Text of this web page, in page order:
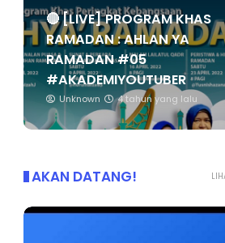
🔴 [LIVE] PROGRAM KHAS
RAMADAN : AHLAN YA
RAMADAN #05
#AKADEMIYOUTUBER
Unknown 4 tahun yang lalu